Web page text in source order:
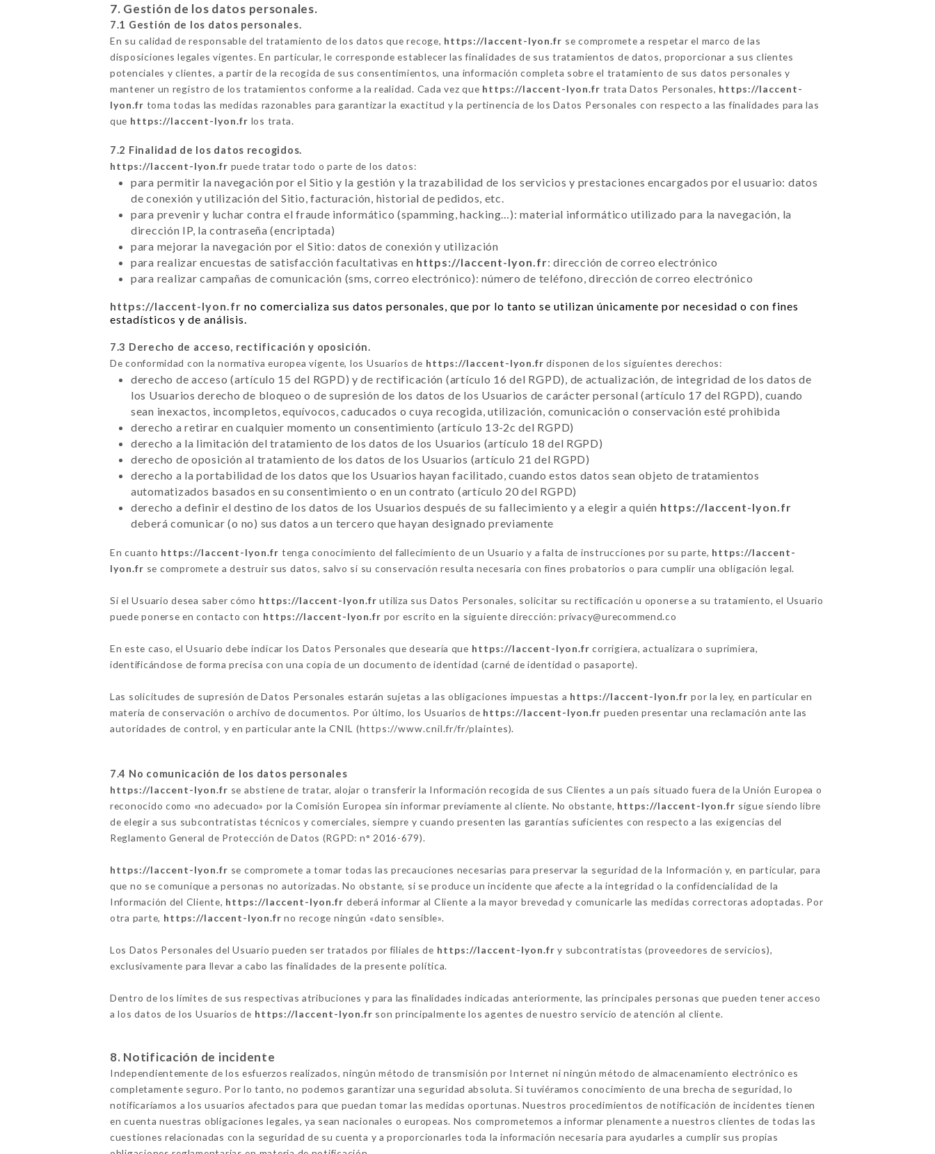
7. Gestión de los datos personales.
7.1 Gestión de los datos personales.
En su calidad de responsable del tratamiento de los datos que recoge, https://laccent-lyon.fr se compromete a respetar el marco de las
disposiciones legales vigentes. En particular, le corresponde establecer las finalidades de sus tratamientos de datos, proporcionar a sus clientes
potenciales y clientes, a partir de la recogida de sus consentimientos, una información completa sobre el tratamiento de sus datos personales y
mantener un registro de los tratamientos conforme a la realidad. Cada vez que https://laccent-lyon.fr trata Datos Personales, https://laccent-
lyon.fr toma todas las medidas razonables para garantizar la exactitud y la pertinencia de los Datos Personales con respecto a las finalidades para las
que https://laccent-lyon.fr los trata.
7.2 Finalidad de los datos recogidos.
https://laccent-lyon.fr puede tratar todo o parte de los datos:
para permitir la navegación por el Sitio y la gestión y la trazabilidad de los servicios y prestaciones encargados por el usuario: datos
de conexión y utilización del Sitio, facturación, historial de pedidos, etc.
para prevenir y luchar contra el fraude informático (spamming, hacking…): material informático utilizado para la navegación, la
dirección IP, la contraseña (encriptada)
para mejorar la navegación por el Sitio: datos de conexión y utilización
para realizar encuestas de satisfacción facultativas en https://laccent-lyon.fr: dirección de correo electrónico
para realizar campañas de comunicación (sms, correo electrónico): número de teléfono, dirección de correo electrónico
https://laccent-lyon.fr no comercializa sus datos personales, que por lo tanto se utilizan únicamente por necesidad o con fines
estadísticos y de análisis.
7.3 Derecho de acceso, rectificación y oposición.
De conformidad con la normativa europea vigente, los Usuarios de https://laccent-lyon.fr disponen de los siguientes derechos:
derecho de acceso (artículo 15 del RGPD) y de rectificación (artículo 16 del RGPD), de actualización, de integridad de los datos de
los Usuarios derecho de bloqueo o de supresión de los datos de los Usuarios de carácter personal (artículo 17 del RGPD), cuando
sean inexactos, incompletos, equívocos, caducados o cuya recogida, utilización, comunicación o conservación esté prohibida
derecho a retirar en cualquier momento un consentimiento (artículo 13-2c del RGPD)
derecho a la limitación del tratamiento de los datos de los Usuarios (artículo 18 del RGPD)
derecho de oposición al tratamiento de los datos de los Usuarios (artículo 21 del RGPD)
derecho a la portabilidad de los datos que los Usuarios hayan facilitado, cuando estos datos sean objeto de tratamientos
automatizados basados en su consentimiento o en un contrato (artículo 20 del RGPD)
derecho a definir el destino de los datos de los Usuarios después de su fallecimiento y a elegir a quién https://laccent-lyon.fr
deberá comunicar (o no) sus datos a un tercero que hayan designado previamente
En cuanto https://laccent-lyon.fr tenga conocimiento del fallecimiento de un Usuario y a falta de instrucciones por su parte, https://laccent-
lyon.fr se compromete a destruir sus datos, salvo si su conservación resulta necesaria con fines probatorios o para cumplir una obligación legal.
Si el Usuario desea saber cómo https://laccent-lyon.fr utiliza sus Datos Personales, solicitar su rectificación u oponerse a su tratamiento, el Usuario
puede ponerse en contacto con https://laccent-lyon.fr por escrito en la siguiente dirección: privacy@urecommend.co
En este caso, el Usuario debe indicar los Datos Personales que desearía que https://laccent-lyon.fr corrigiera, actualizara o suprimiera,
identificándose de forma precisa con una copia de un documento de identidad (carné de identidad o pasaporte).
Las solicitudes de supresión de Datos Personales estarán sujetas a las obligaciones impuestas a https://laccent-lyon.fr por la ley, en particular en
materia de conservación o archivo de documentos. Por último, los Usuarios de https://laccent-lyon.fr pueden presentar una reclamación ante las
autoridades de control, y en particular ante la CNIL (https://www.cnil.fr/fr/plaintes).
7.4 No comunicación de los datos personales
https://laccent-lyon.fr se abstiene de tratar, alojar o transferir la Información recogida de sus Clientes a un país situado fuera de la Unión Europea o
reconocido como «no adecuado» por la Comisión Europea sin informar previamente al cliente. No obstante, https://laccent-lyon.fr sigue siendo libre
de elegir a sus subcontratistas técnicos y comerciales, siempre y cuando presenten las garantías suficientes con respecto a las exigencias del
Reglamento General de Protección de Datos (RGPD: n° 2016-679).
https://laccent-lyon.fr se compromete a tomar todas las precauciones necesarias para preservar la seguridad de la Información y, en particular, para
que no se comunique a personas no autorizadas. No obstante, si se produce un incidente que afecte a la integridad o la confidencialidad de la
Información del Cliente, https://laccent-lyon.fr deberá informar al Cliente a la mayor brevedad y comunicarle las medidas correctoras adoptadas. Por
otra parte, https://laccent-lyon.fr no recoge ningún «dato sensible».
Los Datos Personales del Usuario pueden ser tratados por filiales de https://laccent-lyon.fr y subcontratistas (proveedores de servicios),
exclusivamente para llevar a cabo las finalidades de la presente política.
Dentro de los límites de sus respectivas atribuciones y para las finalidades indicadas anteriormente, las principales personas que pueden tener acceso
a los datos de los Usuarios de https://laccent-lyon.fr son principalmente los agentes de nuestro servicio de atención al cliente.
8. Notificación de incidente
Independientemente de los esfuerzos realizados, ningún método de transmisión por Internet ni ningún método de almacenamiento electrónico es
completamente seguro. Por lo tanto, no podemos garantizar una seguridad absoluta. Si tuviéramos conocimiento de una brecha de seguridad, lo
notificaríamos a los usuarios afectados para que puedan tomar las medidas oportunas. Nuestros procedimientos de notificación de incidentes tienen
en cuenta nuestras obligaciones legales, ya sean nacionales o europeas. Nos comprometemos a informar plenamente a nuestros clientes de todas las
cuestiones relacionadas con la seguridad de su cuenta y a proporcionarles toda la información necesaria para ayudarles a cumplir sus propias